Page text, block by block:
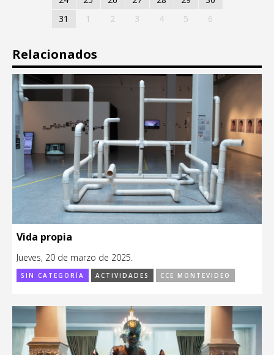
31
1 2 3 4 5 6
Relacionados
Vida propia
Jueves, 20 de marzo de 2025.
SIN CATEGORÍA ACTIVIDADES CCE MONTEVIDEO